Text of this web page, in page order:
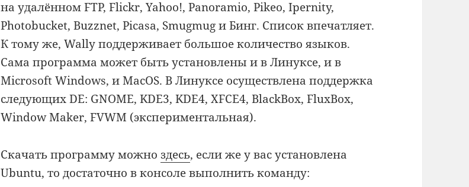
на удалённом FTP, Flickr, Yahoo!, Panoramio, Pikeo, Ipernity,
Photobucket, Buzznet, Picasa, Smugmug и Бинг. Список впечатляет.
К тому же, Wally поддерживает большое количество языков.
Сама программа может быть установлены и в Линуксе, и в
Microsoft Windows, и MacOS. В Линуксе осуществлена поддержка
следующих DE: GNOME, KDE3, KDE4, XFCE4, BlackBox, FluxBox,
Window Maker, FVWM (экспериментальная).
Скачать программу можноздесь, если же у вас установлена
Ubuntu, то достаточно в консоле выполнить команду: